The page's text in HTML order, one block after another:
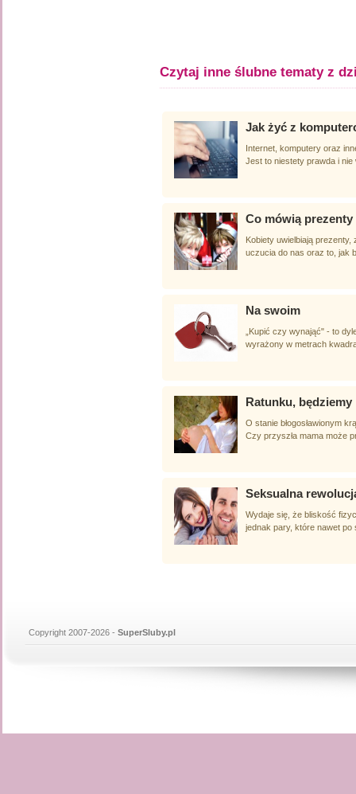
Czytaj inne ślubne tematy z
Jak żyć z
Internet, komputery oraz
Jest to niestety prawda i
Co mówią
Kobiety uwielbiają
uczucia do nas oraz to, jak
Na swoim
„Kupić czy wynająć" - to
wyrażony w metrach
Ratunku,
O stanie błogosławionym
Czy przyszła mama może
Seksualna
Wydaje się, że bliskość
jednak pary, które nawet po
Copyright 2007-2026 - SuperSluby.pl